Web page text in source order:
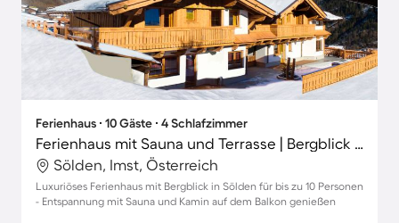
Ferienhaus ∙ 10 Gäste ∙ 4 Schlafzimmer
Ferienhaus mit Sauna und Terrasse | Bergblick | Skifahren in der Nähe
Sölden, Imst, Österreich
Luxuriöses Ferienhaus mit Bergblick in Sölden für bis zu 10 Personen
- Entspannung mit Sauna und Kamin auf dem Balkon genießen